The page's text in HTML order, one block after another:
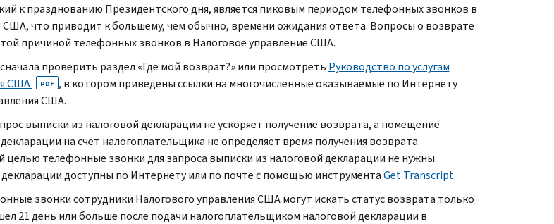
к празднованию Президентского дня, является пиковым периодом телефонных звонков в
США, что приводит к большему, чем обычно, времени ожидания ответа. Вопросы о возврате
причиной телефонных звонков в Налоговое управление США.
проверить раздел «Где мой возврат?» или просмотреть Руководство по услугам
США
PDF , в котором приведены ссылки на многочисленные оказываемые по Интернету
США.
выписки из налоговой декларации не ускоряет получение возврата, а помещение
на счет налогоплательщика не определяет время получения возврата.
целью телефонные звонки для запроса выписки из налоговой декларации не нужны.
доступны по Интернету или по почте с помощью инструментаGet Transcript.
звонки сотрудники Налогового управления США могут искать статус возврата только
21 день или больше после подачи налогоплательщиком налоговой декларации в